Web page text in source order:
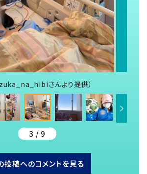
さんより提供）
3 / 9
投稿へのコメントを見る